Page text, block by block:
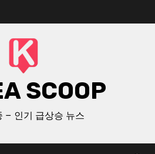
SCOOP
– 인기 급상승 뉴스